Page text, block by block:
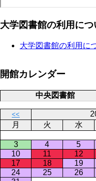
大学図書館の利用につ
大学図書館の利用に
開館カレンダー
中央図書館
<<
月 火 水
3
4 5
10
11 12
17
18 19
24
25 26